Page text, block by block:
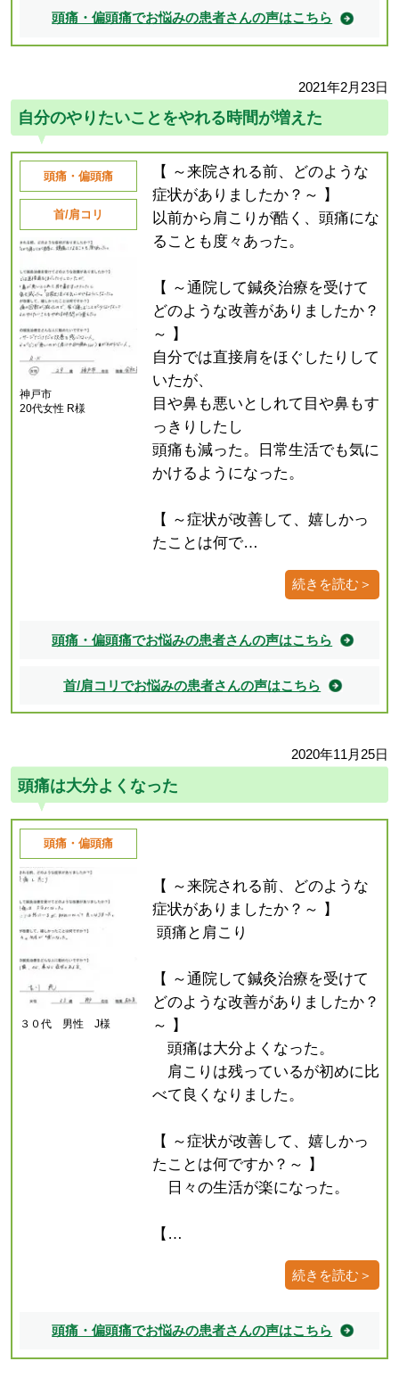
頭痛・偏頭痛でお悩みの患者さんの声はこちら
2021年2月23日
自分のやりたいことをやれる時間が増えた
頭痛・偏頭痛
首/肩コリ
神戸市
20代女性 R様
【 ～来院される前、どのような
症状がありましたか？～ 】
以前から肩こりが酷く、頭痛にな
ることも度々あった。
【 ～通院して鍼灸治療を受けて
どのような改善がありましたか？
～ 】
自分では直接肩をほぐしたりして
いたが、
目や鼻も悪いとしれて目や鼻もす
っきりしたし
頭痛も減った。日常生活でも気に
かけるようになった。
【 ～症状が改善して、嬉しかっ
たことは何で…
続きを読む＞
頭痛・偏頭痛でお悩みの患者さんの声はこちら
首/肩コリでお悩みの患者さんの声はこちら
2020年11月25日
頭痛は大分よくなった
頭痛・偏頭痛
３０代 男性 J様
【 ～来院される前、どのような
症状がありましたか？～ 】
頭痛と肩こり
【 ～通院して鍼灸治療を受けて
どのような改善がありましたか？
～ 】
頭痛は大分よくなった。
肩こりは残っているが初めに比
べて良くなりました。
【 ～症状が改善して、嬉しかっ
たことは何ですか？～ 】
日々の生活が楽になった。
【…
続きを読む＞
頭痛・偏頭痛でお悩みの患者さんの声はこちら